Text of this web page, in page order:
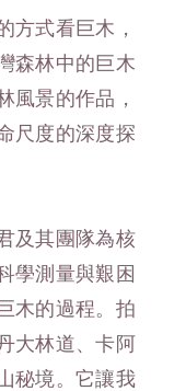
方式看巨木，
森林中的巨木
風景的作品，
尺度的深度探
及其團隊為核
學測量與艱困
木的過程。拍
大林道、卡阿
秘境。它讓我